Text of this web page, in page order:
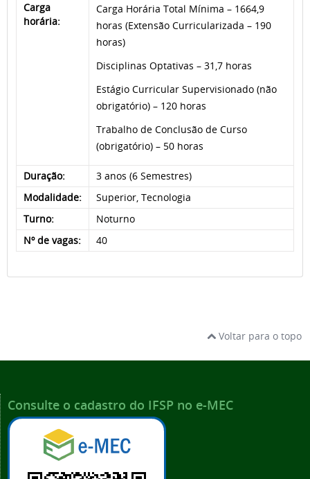
Carga
horária:
Carga Horária Total Mínima – 1664,9
horas (Extensão Curricularizada – 190
horas)
Disciplinas Optativas – 31,7 horas
Estágio Curricular Supervisionado (não
obrigatório) – 120 horas
Trabalho de Conclusão de Curso
(obrigatório) – 50 horas
Duração:
3 anos (6 Semestres)
Modalidade:
Superior, Tecnologia
Turno:
Noturno
Nº de vagas:
40
Voltar para o topo
Consulte o cadastro do IFSP no e-MEC